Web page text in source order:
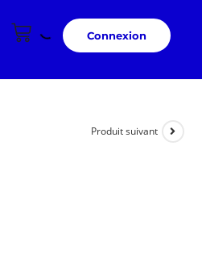
Connexion
Produit suivant